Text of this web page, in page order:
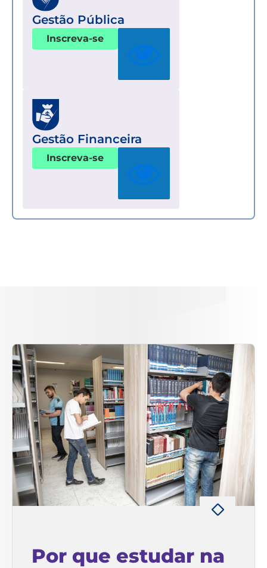
Gestão Pública
Inscreva-se
Gestão Financeira
Inscreva-se
Por que estudar na